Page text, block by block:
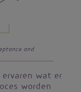
and
wat er
worden